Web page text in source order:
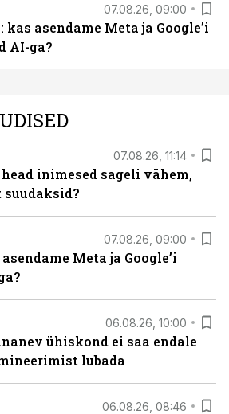
07.08.26, 09:00
kas asendame Meta ja Google’i
AI-ga?
07.08.26, 11:14
inimesed sageli vähem,
07.08.26, 09:00
Meta ja Google’i
06.08.26, 10:00
ühiskond ei saa endale
lubada
06.08.26, 08:46